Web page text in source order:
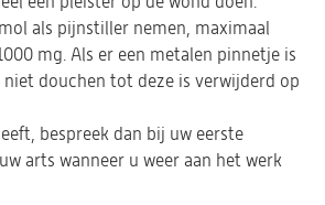
als pijnstiller nemen, maximaal
mg. Als er een metalen pinnetje is
douchen tot deze is verwijderd op
bespreek dan bij uw eerste
arts wanneer u weer aan het werk